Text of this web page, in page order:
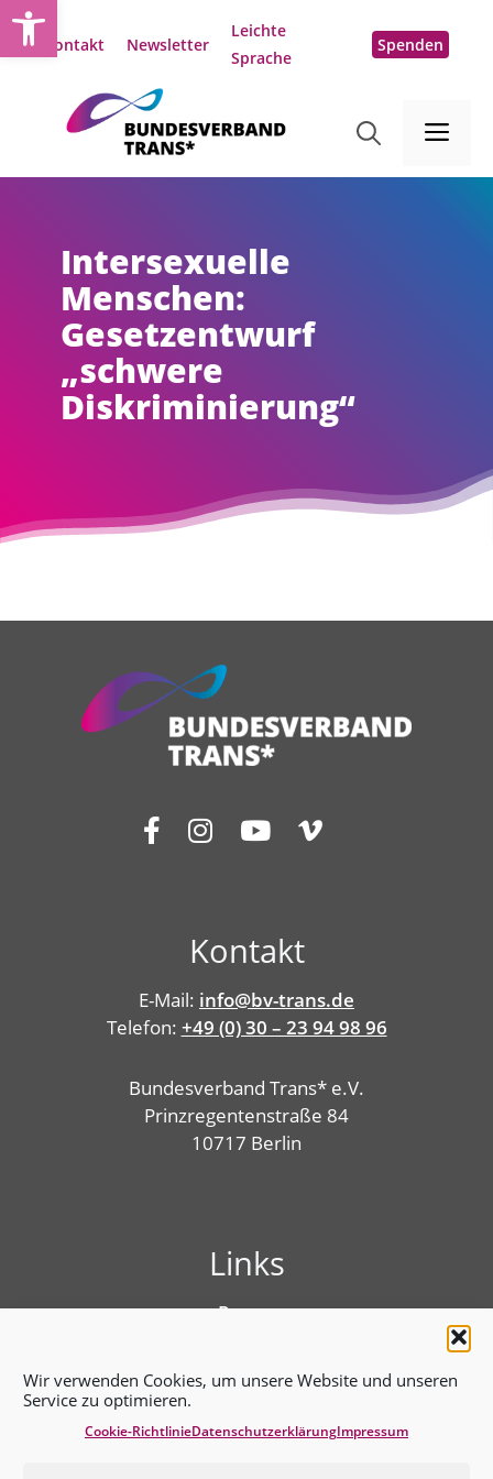
Wir verwenden Cookies, um unsere Website und unseren
Service zu optimieren.
Cookie-RichtlinieDatenschutz­erklärungImpressum
Zum
Inhalt
Kontakt Newsletter
Leichte
Sprache
Spenden
Intersexuelle
Menschen:
Gesetzentwurf
„schwere
Diskriminierung“
Kontakt
E-Mail: info@bv-trans.de
Telefon: +49 (0) 30 – 23 94 98 96
Bundesverband Trans* e.V.
Prinzregentenstraße 84
10717 Berlin
Links
Presse
Benutzungshinweise
Erklärung zur Barrierefreiheit